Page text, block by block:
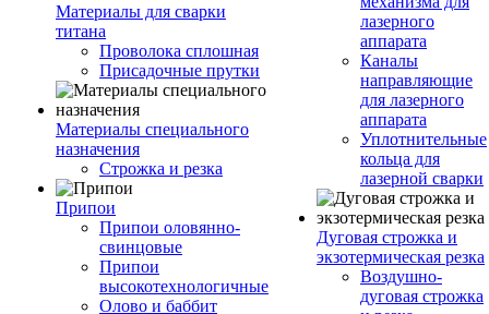
Материалы для сварки
титана
Проволока сплошная
Присадочные прутки
Материалы специального
назначения
Строжка и резка
Припои
Припои оловянно-
свинцовые
Припои
высокотехнологичные
Олово и баббит
лазерного
аппарата
Каналы
направляющие
для лазерного
аппарата
Уплотнительные
кольца для
лазерной сварки
Дуговая строжка и
экзотермическая резка
Воздушно-
дуговая строжка